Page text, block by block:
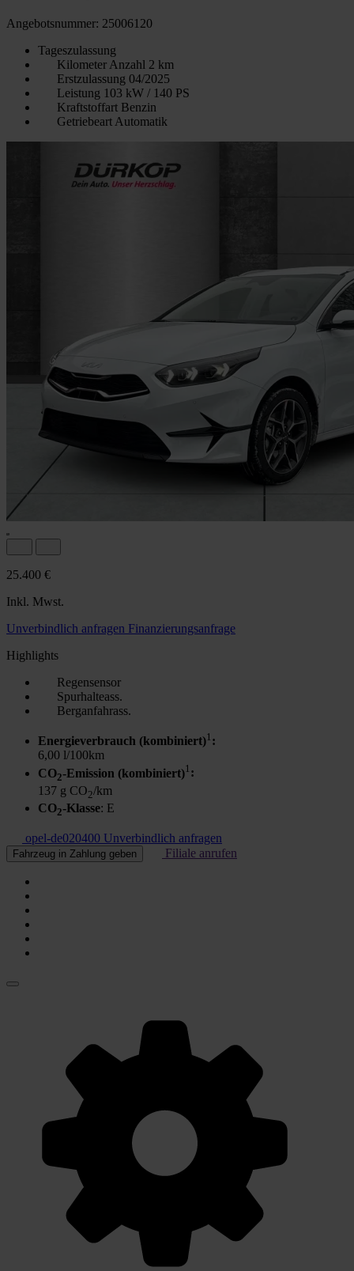
Angebotsnummer: 25006120
Tageszulassung
Kilometer Anzahl 2 km
Erstzulassung 04/2025
Leistung 103 kW / 140 PS
Kraftstoffart Benzin
Getriebeart Automatik
25.400 €
Inkl. Mwst.
Unverbindlich anfragen Finanzierungsanfrage
Highlights
Regensensor
Spurhalteass.
Berganfahrass.
Energieverbrauch (kombiniert)1 :
6,00 l/100km
CO2-Emission (kombiniert)1 :
137 g CO2/km
CO2-Klasse: E
opel-de020400 Unverbindlich anfragen
Fahrzeug in Zahlung geben Filiale anrufen